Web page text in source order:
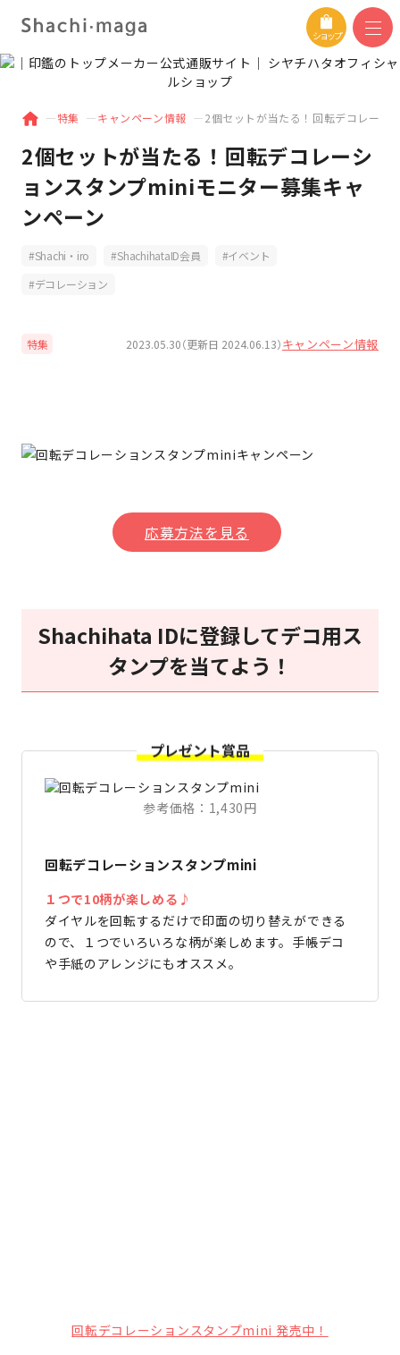
ショップ
特集 キャンペーン情報 2個セットが当たる！回転デコレーシ
2個セットが当たる！回転デコレーシ
ョンスタンプminiモニター募集キャ
ンペーン
Shachi・iro ShachihataID会員
イベント
デコレーション
特集 キャンペーン情報
2023.05.30（更新日 2024.06.13）
応募方法を見る
Shachihata IDに登録してデコ用ス
タンプを当てよう！
プレゼント賞品
参考価格：1,430円
回転デコレーションスタンプmini
１つで10柄が楽しめる♪
ダイヤルを回転するだけで印面の切り替えができる
ので、１つでいろいろな柄が楽しめます。手帳デコ
や手紙のアレンジにもオススメ。
回転デコレーションスタンプmini 発売中！